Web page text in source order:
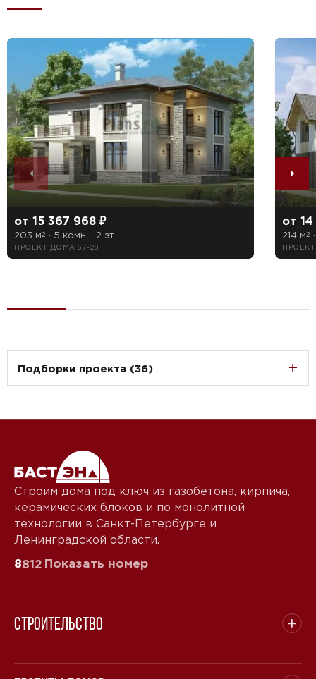
от 15 367 968 ₽
203 м2 · 5 комн. · 2 эт.
ПРОЕКТ ДОМА 67-28
от
214 м2
Подборки проекта (36)
Строим дома под ключ из газобетона, кирпича,
керамических блоков и по монолитной
технологии в Санкт-Петербурге и
Ленинградской области.
8812 Показать номер
Строительство